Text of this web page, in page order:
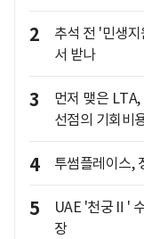
2
추석 전 '민생
서 받나
3
먼저 맺은
선점의 기회비
4 투썸플레이스,
5
UAE '천궁Ⅱ'
장